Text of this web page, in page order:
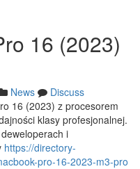
16 (2023)
News
Discuss
16 (2023) z procesorem
klasy profesjonalnej.
i
https://directory-
pro-16-2023-m3-pro